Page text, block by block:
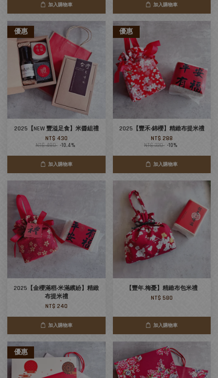
加入購物車 加入購物車
優惠
2025【NEW 豐溢足食】米醬組禮
NT$ 430
NT$ 480 -10.4%
加入購物車
優惠
2025【豐禾‧錦櫻】精緻布提米禮
NT$ 288
NT$ 320 -10%
加入購物車
2025【金櫻滿稻‧米滿繽紛】精緻
布提米禮
NT$ 240
加入購物車
【豐年.梅憂】精緻布包米禮
NT$ 580
加入購物車
優惠